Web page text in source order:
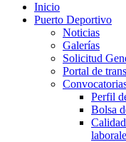
Inicio
Puerto Deportivo
Noticias
Galerías
Solicitud
Portal de
Perfil
Bolsa